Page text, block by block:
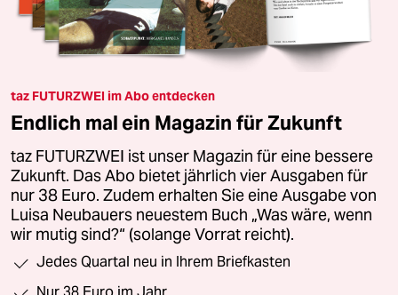
taz FUTURZWEI im Abo entdecken
Endlich mal ein Magazin für Zukunft
taz FUTURZWEI ist unser Magazin für eine bessere
Zukunft. Das Abo bietet jährlich vier Ausgaben für
nur 38 Euro. Zudem erhalten Sie eine Ausgabe von
Luisa Neubauers neuestem Buch „Was wäre, wenn
wir mutig sind?“ (solange Vorrat reicht).
Jedes Quartal neu in Ihrem Briefkasten